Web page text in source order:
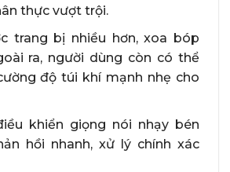
thực vượt trội.
trang bị nhiều hơn, xoa bóp
ra, người dùng còn có thể
độ túi khí mạnh nhẹ cho
khiển giọng nói nhạy bén
hồi nhanh, xử lý chính xác